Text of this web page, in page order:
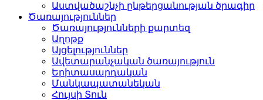
Աստվածաշնչի ընթերցանության ծրագիր
Ծառայություններ
Ծառայությունների քարտեզ
Աղոթք
Այցելություններ
Ավետարանչական ծառայություն
Երիտասարդական
Մանկապատանեկան
Հույսի Տուն